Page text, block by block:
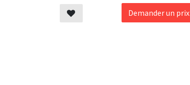
Demander un prix